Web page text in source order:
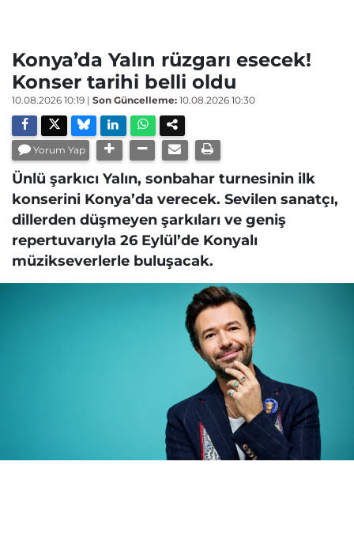
Konya’da Yalın rüzgarı esecek!
Konser tarihi belli oldu
10.08.2026 10:19 | Son Güncelleme: 10.08.2026 10:30
Yorum Yap
Ünlü şarkıcı Yalın, sonbahar turnesinin ilk
konserini Konya’da verecek. Sevilen sanatçı,
dillerden düşmeyen şarkıları ve geniş
repertuvarıyla 26 Eylül’de Konyalı
müzikseverlerle buluşacak.